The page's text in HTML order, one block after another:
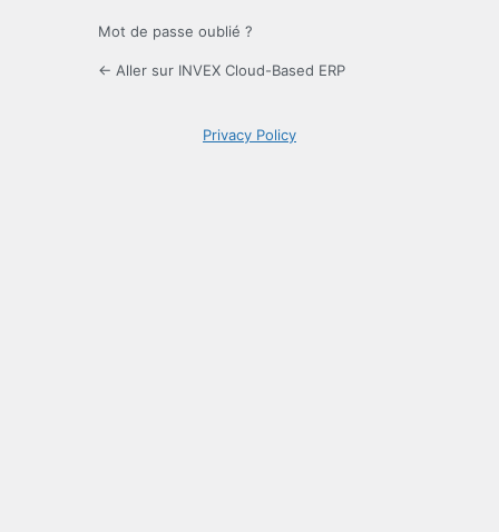
Mot de passe oublié ?
← Aller sur INVEX Cloud-Based ERP
Privacy Policy